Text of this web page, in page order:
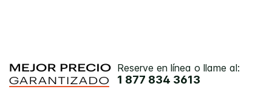
Reserve en línea o llame al:
1 877 834 3613